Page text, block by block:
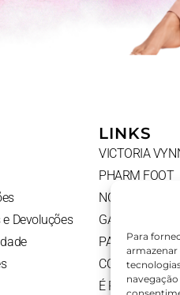
Para
armazenar
Devoluções
LINKS
VICTORIA
PHARM FOOT
NOVIDADES
GADGETS
PACKS
CONTATOS
É